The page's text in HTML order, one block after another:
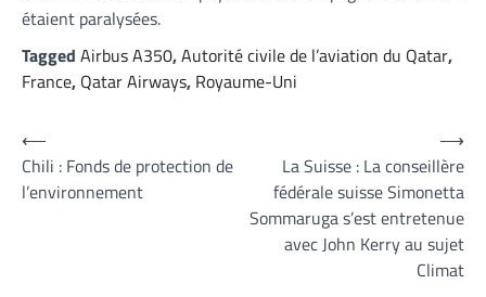
étaient paralysées.
Tagged Airbus A350,Autorité civile de l’aviation du Qatar,
France, Qatar Airways, Royaume-Uni
Navigation
de
l’article
⟵
Chili : Fonds de protection de
l’environnement
La Suisse : La conseillère
fédérale suisse Simonetta
Sommaruga s’est entretenue
avec John Kerry au sujet
Climat
⟶